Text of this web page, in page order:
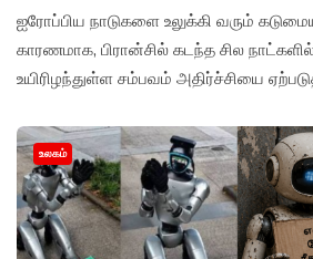
ஐரோப்பிய நாடுகளை உலுக்கி வரும்
காரணமாக, பிரான்சில் கடந்த சில
உயிரிழந்துள்ள சம்பவம் அதிர்ச்சியை
உலகம்